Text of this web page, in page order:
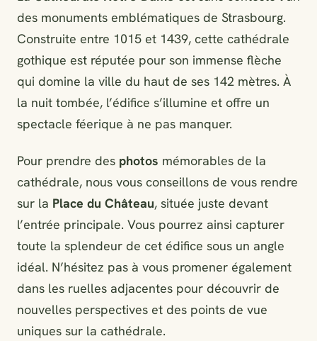
des monuments emblématiques de Strasbourg.
Construite entre 1015 et 1439, cette cathédrale
gothique est réputée pour son immense flèche
qui domine la ville du haut de ses 142 mètres. À
la nuit tombée, l’édifice s’illumine et offre un
spectacle féerique à ne pas manquer.
Pour prendre des photos mémorables de la
cathédrale, nous vous conseillons de vous rendre
sur la Place du Château, située juste devant
l’entrée principale. Vous pourrez ainsi capturer
toute la splendeur de cet édifice sous un angle
idéal. N’hésitez pas à vous promener également
dans les ruelles adjacentes pour découvrir de
nouvelles perspectives et des points de vue
uniques sur la cathédrale.